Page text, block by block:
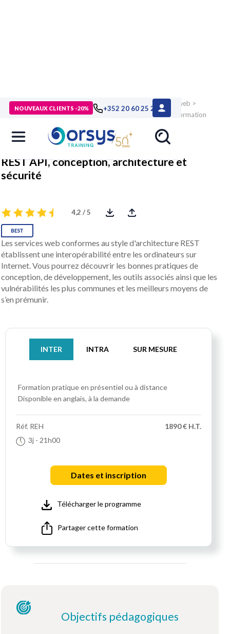
NOUVEAUX CLIENTS -20% +352 20 60 25 26
> Formations>Technologies numériques Technologies web >
Web-services, APIs REST & microservices, blockchain
>
Formation
REST API, conception, architecture et sécurité
REST API, conception, architecture et
sécurité
4,2 / 5
Les services web conformes au style d'architecture REST
établissent une interopérabilité entre les ordinateurs sur
Internet. Vous pourrez découvrir les bonnes pratiques de
conception, de développement, les outils associés ainsi que les
vulnérabilités les plus communes et les meilleurs moyens de
s’en prémunir.
INTER INTRA SUR MESURE
Formation pratique en présentiel ou à distance
Disponible en anglais, à la demande
Réf. REH
3j - 21h00
1890 € H.T.
Dates et inscription
Télécharger le programme
Partager cette formation
Objectifs pédagogiques